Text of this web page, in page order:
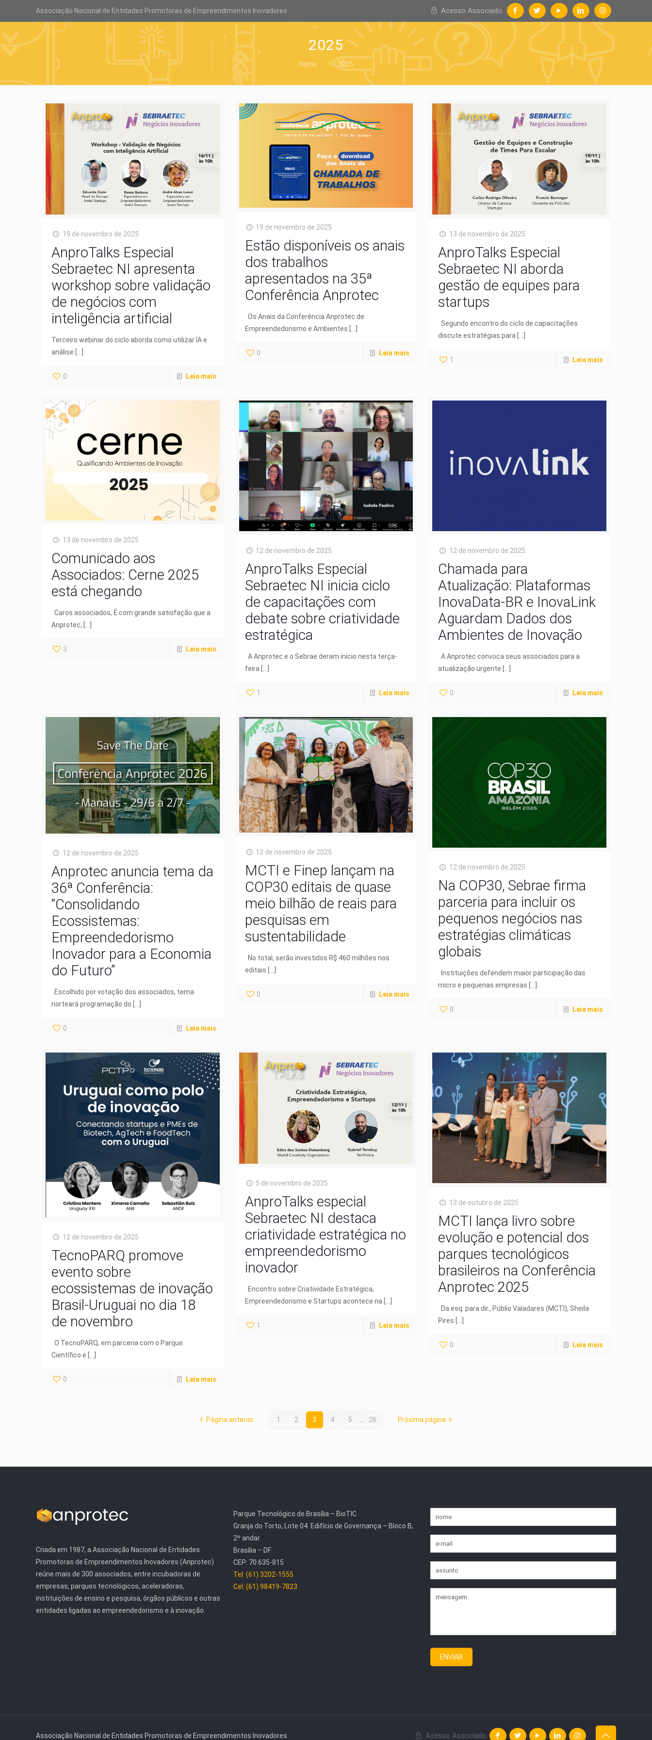
Associação Nacional de Entidades Promotoras de Empreendimentos Inovadores Acesso Associado
2025
Home 2025
19 de novembro de 2025
AnproTalks Especial
Sebraetec NI apresenta
workshop sobre validação
de negócios com
inteligência artificial
Terceiro webinar do ciclo aborda como utilizar IA e
análise
0 Leia mais
19 de novembro de 2025
Estão disponíveis os anais
dos trabalhos
apresentados na 35ª
Conferência Anprotec
Os Anais da Conferência Anprotec de
Empreendedorismo e Ambientes
0 Leia mais
13 de novembro de 2025
AnproTalks Especial
Sebraetec NI aborda
gestão de equipes para
startups
Segundo encontro do ciclo de capacitações
discute estratégias para
1 Leia mais
13 de novembro de 2025
Comunicado aos
Associados: Cerne 2025
está chegando
Caros associados, É com grande satisfação que a
Anprotec,
3 Leia mais
12 de novembro de 2025
AnproTalks Especial
Sebraetec NI inicia ciclo
de capacitações com
debate sobre criatividade
estratégica
A Anprotec e o Sebrae deram início nesta terça-
feira
1 Leia mais
12 de novembro de 2025
Chamada para
Atualização: Plataformas
InovaData-BR e InovaLink
Aguardam Dados dos
Ambientes de Inovação
A Anprotec convoca seus associados para a
atualização urgente
0 Leia mais
12 de novembro de 2025
Anprotec anuncia tema da
36ª Conferência:
“Consolidando
Ecossistemas:
Empreendedorismo
Inovador para a Economia
do Futuro”
Escolhido por votação dos associados, tema
norteará programação do
0 Leia mais
12 de novembro de 2025
MCTI e Finep lançam na
COP30 editais de quase
meio bilhão de reais para
pesquisas em
sustentabilidade
No total, serão investidos R$ 460 milhões nos
editais […]
0 Leia mais
12 de novembro de 2025
Na COP30, Sebrae firma
parceria para incluir os
pequenos negócios nas
estratégias climáticas
globais
Instituições defendem maior participação das
micro e pequenas empresas
0 Leia mais
12 de novembro de 2025
TecnoPARQ promove
evento sobre
ecossistemas de inovação
Brasil-Uruguai no dia 18
de novembro
O TecnoPARQ, em parceria com o Parque
Científico e […]
0 Leia mais
5 de novembro de 2025
AnproTalks especial
Sebraetec NI destaca
criatividade estratégica no
empreendedorismo
inovador
Encontro sobre Criatividade Estratégica,
Empreendedorismo e Startups acontece na
1 Leia mais
13 de outubro de 2025
MCTI lança livro sobre
evolução e potencial dos
parques tecnológicos
brasileiros na Conferência
Anprotec 2025
Da esq. para dir., Públio Valadares (MCTI), Sheila
Pires
0 Leia mais
Página anterior 1 2 3 4 5 26 Próxima página
Criada em 1987, a Associação Nacional de Entidades
Promotoras de Empreendimentos Inovadores (Anprotec)
reúne mais de 300 associados, entre incubadoras de
empresas, parques tecnológicos, aceleradoras,
instituições de ensino e pesquisa, órgãos públicos e outras
entidades ligadas ao empreendedorismo e à inovação.
Parque Tecnológico de Brasília – BioTIC
Granja do Torto, Lote 04. Edifício de Governança – Bloco B,
2º andar.
Brasília – DF
CEP: 70.635-815
Tel: (61) 3202-1555
Cel: (61) 98419-7823
Associação Nacional de Entidades Promotoras de Empreendimentos Inovadores Acesso Associado